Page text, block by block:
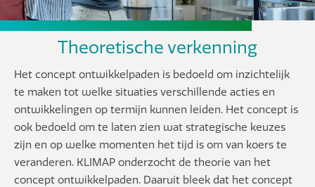
Theoretische verkenning
Het concept ontwikkelpaden is bedoeld om inzichtelijk
te maken tot welke situaties verschillende acties en
ontwikkelingen op termijn kunnen leiden. Het concept is
ook bedoeld om te laten zien wat strategische keuzes
zijn en op welke momenten het tijd is om van koers te
veranderen. KLIMAP onderzocht de theorie van het
concept ontwikkelpaden. Daaruit bleek dat het concept